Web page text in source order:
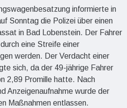
informierte in
Sonntag die Polizei über einen
in Bad Lobenstein. Der Fahrer
eine Streife einer
werden. Der Verdacht einer
sich, da der 49-jährige Fahrer
2,89 Promille hatte. Nach
Anzeigenaufnahme wurde der
Maßnahmen entlassen.